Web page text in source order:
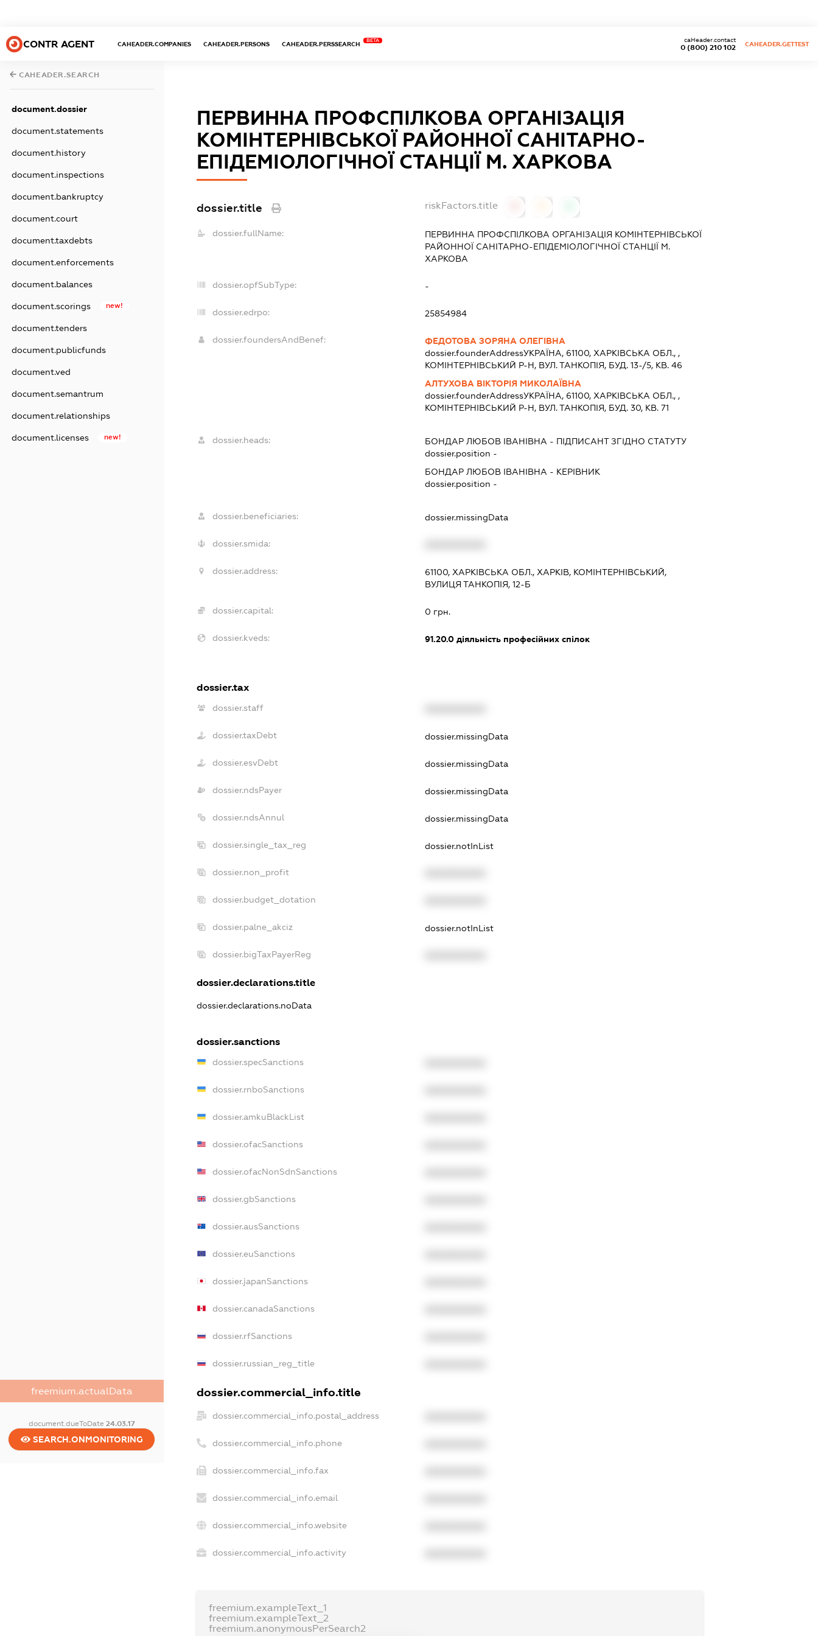
CONTR AGENT CAHEADER.COMPANIES CAHEADER.PERSONS CAHEADER.PERSSEARCH
BETA
0 (800) 210 102
caHeader.contact
CAHEADER.GETTEST
CAHEADER.SEARCH
document.dossier
document.statements
document.history
document.inspections
document.bankruptcy
document.court
document.taxdebts
document.enforcements
document.balances
document.scorings new!
document.tenders
document.publicfunds
document.ved
document.semantrum
document.relationships
document.licenses new!
freemium.actualData
document.dueToDate 24.03.17
SEARCH.ONMONITORING
ПЕРВИННА ПРОФСПІЛКОВА ОРГАНІЗАЦІЯ
КОМІНТЕРНІВСЬКОЇ РАЙОННОЇ САНІТАРНО-
ЕПІДЕМІОЛОГІЧНОЇ СТАНЦІЇ М. ХАРКОВА
dossier.title riskFactors.title
dossier.fullName:
ПЕРВИННА ПРОФСПІЛКОВА ОРГАНІЗАЦІЯ КОМІНТЕРНІВСЬКОЇ
РАЙОННОЇ САНІТАРНО-ЕПІДЕМІОЛОГІЧНОЇ СТАНЦІЇ М.
ХАРКОВА
dossier.opfSubType: -
dossier.edrpo: 25854984
dossier.foundersAndBenef:
ФЕДОТОВА ЗОРЯНА ОЛЕГІВНА
dossier.founderAddressУКРАЇНА, 61100, ХАРКIВСЬКА ОБЛ., ,
КОМІНТЕРНІВСЬКИЙ Р-Н, ВУЛ. ТАНКОПІЯ, БУД. 13-/5, КВ. 46
АЛТУХОВА ВІКТОРІЯ МИКОЛАЇВНА
dossier.founderAddressУКРАЇНА, 61100, ХАРКIВСЬКА ОБЛ., ,
КОМІНТЕРНІВСЬКИЙ Р-Н, ВУЛ. ТАНКОПІЯ, БУД. 30, КВ. 71
dossier.heads: БОНДАР ЛЮБОВ ІВАНІВНА - ПІДПИСАНТЗГІДНО СТАТУТУ
dossier.position -
БОНДАР ЛЮБОВ ІВАНІВНА - КЕРІВНИК
dossier.position -
dossier.beneficiaries: dossier.missingData
dossier.smida:
dossier.address:
61100, ХАРКІВСЬКА ОБЛ., ХАРКІВ, КОМІНТЕРНІВСЬКИЙ,
ВУЛИЦЯ ТАНКОПІЯ, 12-Б
dossier.capital: 0 грн.
dossier.kveds: 91.20.0діяльність професійних спілок
dossier.tax
dossier.staff
dossier.taxDebt dossier.missingData
dossier.esvDebt dossier.missingData
dossier.ndsPayer dossier.missingData
dossier.ndsAnnul dossier.missingData
dossier.single_tax_reg dossier.notInList
dossier.non_profit
dossier.budget_dotation
dossier.palne_akciz dossier.notInList
dossier.bigTaxPayerReg
dossier.declarations.title
dossier.declarations.noData
dossier.sanctions
dossier.specSanctions
dossier.rnboSanctions
dossier.amkuBlackList
dossier.ofacSanctions
dossier.ofacNonSdnSanctions
dossier.gbSanctions
dossier.ausSanctions
dossier.euSanctions
dossier.japanSanctions
dossier.canadaSanctions
dossier.rfSanctions
dossier.russian_reg_title
dossier.commercial_info.title
dossier.commercial_info.postal_address
dossier.commercial_info.phone
dossier.commercial_info.fax
dossier.commercial_info.email
dossier.commercial_info.website
dossier.commercial_info.activity
freemium.exampleText_1
freemium.exampleText_2
freemium.anonymousPerSearch2